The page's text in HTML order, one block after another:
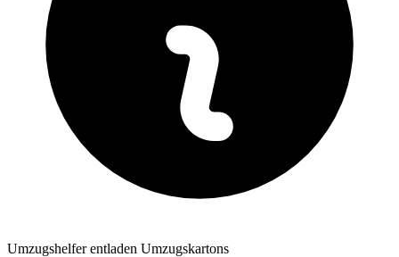
Umzugshelfer entladen Umzugskartons